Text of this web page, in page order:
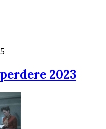
2023